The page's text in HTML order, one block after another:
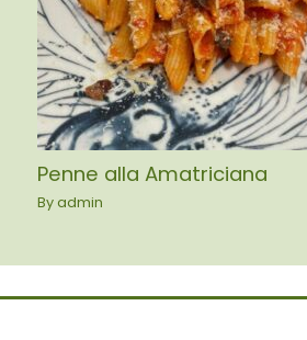
Penne alla Amatriciana
Byadmin